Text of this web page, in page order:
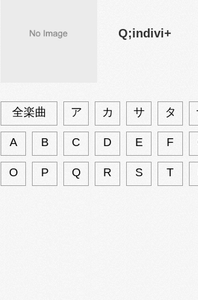
Q;indivi+
全楽曲 ア カ サ タ
A B C D E F
O P Q R S T